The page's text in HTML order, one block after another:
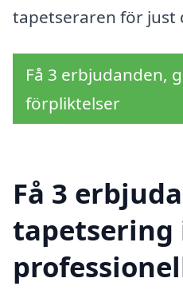
tapetseraren för just
Få 3 erbjudanden,
förpliktelser
Få 3
tapetsering